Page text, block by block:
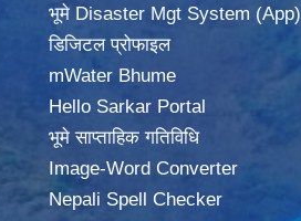
भूमे Disaster Mgt System (App)
डिजिटल प्रोफाइल
mWater Bhume
Hello Sarkar Portal
भूमे साप्ताहिक गतिविधि
Image-Word Converter
Nepali Spell Checker